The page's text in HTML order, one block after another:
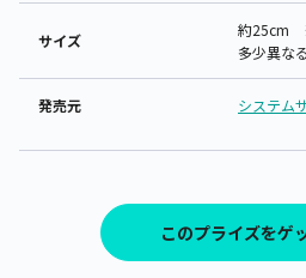
サイズ
約25cm
多少異な
発売元 システム
このプライズをゲ